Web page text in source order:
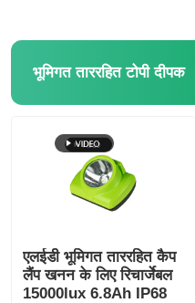
भूमिगत ताररहित टोपी दीपक
एलईडी भूमिगत ताररहित कैप
लैंप खनन के लिए रिचार्जेबल
15000lux 6.8Ah IP68